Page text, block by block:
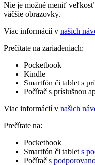
Nie je možné meniť veľkosť
väčšie obrazovky.
Viac informácií v našich
Prečítate na zariadeniach:
Pocketbook
Kindle
Smartfón či tablet s
Počítač s príslušnou
Viac informácií v našich
Prečítate na:
Pocketbook
Smartfón či tablet s
Počítač s